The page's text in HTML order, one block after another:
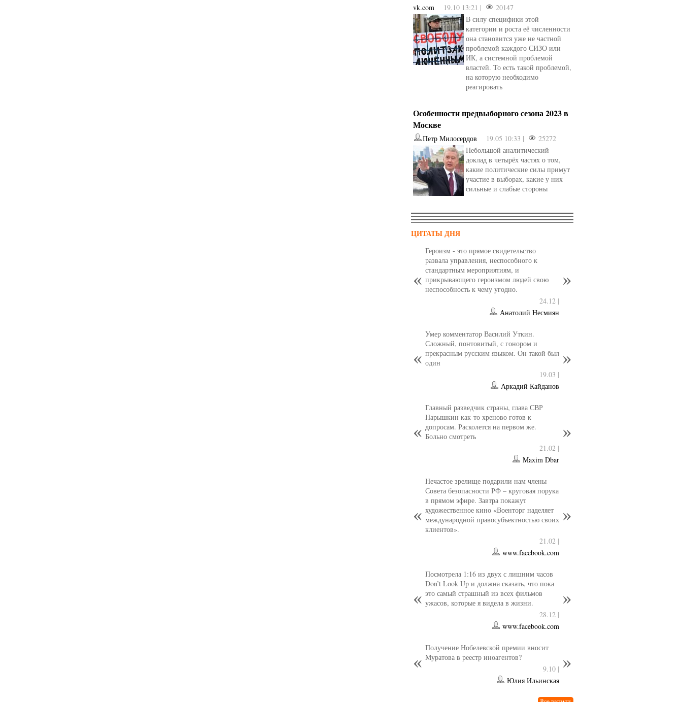
vk.com 19.10 13:21 |
20147
В силу специфики этой
категории и роста её численности
она становится уже не частной
проблемой каждого СИЗО или
ИК, а системной проблемой
властей. То есть такой проблемой,
на которую необходимо
реагировать
Особенности предвыборного сезона 2023 в
Москве
Петр Милосердов 19.05 10:33 |
25272
Небольшой аналитический
доклад в четырёх частях о том,
какие политические силы примут
участие в выборах, какие у них
сильные и слабые стороны
ЦИТАТЫ ДНЯ
Героизм - это прямое свидетельство
развала управления, неспособного к
стандартным мероприятиям, и
прикрывающего героизмом людей свою
неспособность к чему угодно.
24.12 |
Анатолий Несмиян
Умер комментатор Василий Уткин.
Сложный, понтовитый, с гонором и
прекрасным русским языком. Он такой был
один
19.03 |
Аркадий Кайданов
Главный разведчик страны, глава СВР
Нарышкин как-то хреново готов к
допросам. Расколется на первом же.
Больно смотреть
21.02 |
Maxim Dbar
Нечастое зрелище подарили нам члены
Совета безопасности РФ – круговая порука
в прямом эфире. Завтра покажут
художественное кино «Военторг наделяет
международной правосубъектностью своих
клиентов».
21.02 |
www.facebook.com
Посмотрела 1:16 из двух с лишним часов
Don’t Look Up и должна сказать, что пока
это самый страшный из всех фильмов
ужасов, которые я видела в жизни.
28.12 |
www.facebook.com
Получение Нобелевской премии вносит
Муратова в реестр иноагентов?
9.10 |
Юлия Ильинская